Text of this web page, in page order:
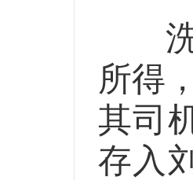
洗
所得
其司
存入